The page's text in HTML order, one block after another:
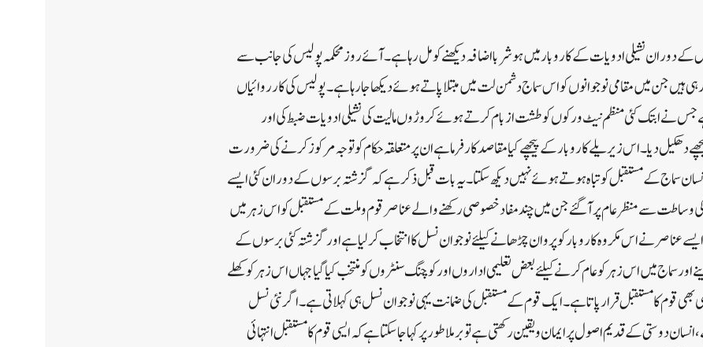
دوران نشیلی ادویات کے کاروبار میں ہوشربا اضافہ دیکھنے کو مل رہا ہے۔ آئے روز محکمہ پولیس کی جانب سے
ہیں جن میں مقامی نوجوانوں کو اس سماج دشمن لت میں مبتلا پاتے ہوئے دیکھا جارہا ہے۔پولیس کی کارروائیاں
نے ابتک کئی منظم نیٹ ورکوں کو طشت از بام کرتے ہوئے کروڑوں مالیت کی نشیلی ادویات ضبط کی اور
دھکیل دیا۔ اس زیریلے کاروبار کے پیچھے کیا مقاصد کارفرما ہے ان پر متعلقہ حکام کو توجہ مرکوز کرنے کی ضرورت
سماج کے مستقبل کو تباہ ہوتے ہوئے نہیں دیکھ سکتا۔ یہ بات قبل ذکر ہے کہ گزشتہ برسوں کے دوران کئی ایسے
کی وساطت سے منظر عام پر آگئے جن میں چند مفاد خصوصی رکھنے والے عناصر قوم و ملت کے مستقبل کو اس زہر میں
نے اس مکروہ کاروبار کو پروان چڑھانے کیلئے نوجوان نسل کا انتخاب کرلیا ہے اور گزشتہ کئی برسوں کے
سماج میں اس زہر کوعام کرنے کیلئے بعض تعلیمی اداروں اور کوچنگ سنٹروں کو منتخب کیا گیا جہاں اس زہر کو کھلے
بھی قوم کا مستقبل قرار پاتا ہے۔ ایک قوم کے مستقبل کی ضمانت یہی نوجوان نسل ہی کہلاتی ہے۔ اگر نئی نسل
دوستی کے قدیم اصول پر ایمان و یقین رکھتی ہے توبرملا طور پر کہا جاسکتا ہے کہ ایسی قوم کا مستقبل انتہائی